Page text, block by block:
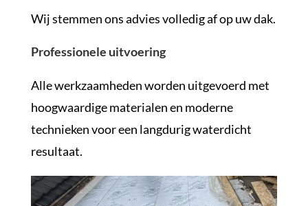
Wij stemmen ons advies volledig af op uw dak.
Professionele uitvoering
Alle werkzaamheden worden uitgevoerd met
hoogwaardige materialen en moderne
technieken voor een langdurig waterdicht
resultaat.